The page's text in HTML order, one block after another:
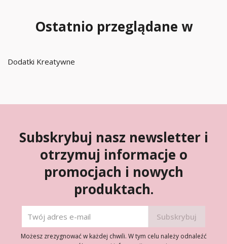
Ostatnio przeglądane w
Dodatki Kreatywne
Subskrybuj nasz newsletter i
otrzymuj informacje o
promocjach i nowych
produktach.
Możesz zrezygnować w każdej chwili. W tym celu należy odnaleźć